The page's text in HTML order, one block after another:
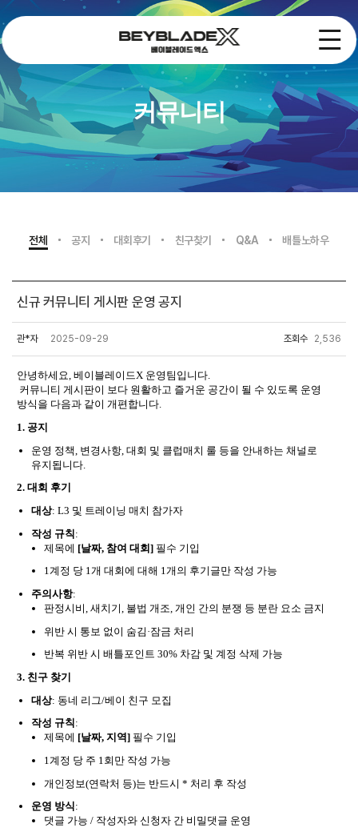
커뮤니티
전체 공지 대회후기 친구찾기 Q&A 배틀노하우
신규 커뮤니티 게시판 운영 공지
관*자 2025-09-29 조회수 2,536
안녕하세요, 베이블레이드X 운영팀입니다.
커뮤니티 게시판이 보다 원활하고 즐거운 공간이 될 수 있도록 운영
방식을 다음과 같이 개편합니다.
1. 공지
운영 정책, 변경사항, 대회 및 클럽매치 룰 등을 안내하는 채널로
유지됩니다.
2. 대회 후기
대상: L3 및 트레이닝 매치 참가자
작성 규칙:
제목에 [날짜, 참여 대회]필수 기입
1계정 당 1개 대회에 대해 1개의 후기글만 작성 가능
주의사항:
판정시비, 새치기, 불법 개조, 개인 간의 분쟁 등 분란 요소 금지
위반 시 통보 없이 숨김·잠금 처리
반복 위반 시 배틀포인트 30% 차감 및 계정 삭제 가능
3. 친구 찾기
대상: 동네 리그/베이 친구 모집
작성 규칙 :
제목에 [날짜, 지역]필수 기입
1계정 당 주 1회만 작성 가능
개인정보(연락처 등)는 반드시 * 처리 후 작성
운영 방식:
댓글 가능 / 작성자와 신청자 간 비밀댓글 운영